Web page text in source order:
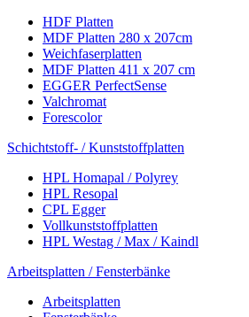
HDF Platten
MDF Platten 280 x 207cm
Weichfaserplatten
MDF Platten 411 x 207 cm
EGGER PerfectSense
Valchromat
Forescolor
Schichtstoff- / Kunststoffplatten
HPL Homapal / Polyrey
HPL Resopal
CPL Egger
Vollkunststoffplatten
HPL Westag / Max / Kaindl
Arbeitsplatten / Fensterbänke
Arbeitsplatten